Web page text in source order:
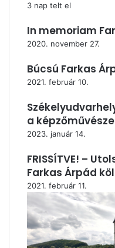
3 nap telt el
In memoriam
2020. november 27.
Búcsú Farkas
2021. február 10.
a
2023. január 14.
FRISSÍTVE! –
Farkas Árpád
2021. február 11.